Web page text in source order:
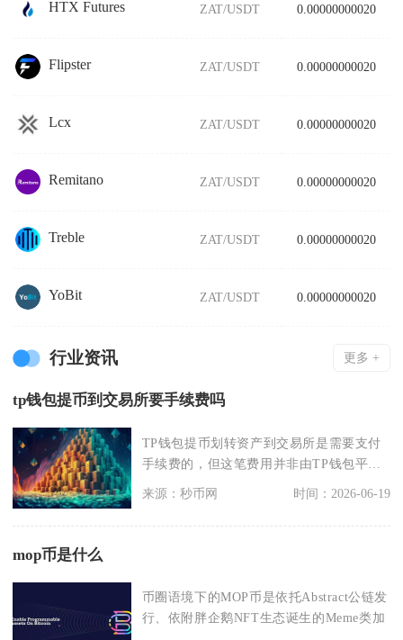
HTX Futures ZAT/USDT 0.00000000020
Flipster ZAT/USDT 0.00000000020
Lcx ZAT/USDT 0.00000000020
Remitano ZAT/USDT 0.00000000020
Treble ZAT/USDT 0.00000000020
YoBit ZAT/USDT 0.00000000020
行业资讯 更多 +
tp钱包提币到交易所要手续费吗
TP钱包提币划转资产到交易所是需要支付
手续费的，但这笔费用并非由TP钱包平台
收取，全部为对
来源：秒币网 时间：2026-06-19
mop币是什么
币圈语境下的MOP币是依托Abstract公链发
行、依附胖企鹅NFT生态诞生的Meme类加